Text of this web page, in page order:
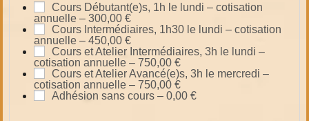
Cours Débutant(e)s, 1h le lundi – cotisation
annuelle – 300,00 €
Cours Intermédiaires, 1h30 le lundi – cotisation
annuelle – 450,00 €
Cours et Atelier Intermédiaires, 3h le lundi –
cotisation annuelle – 750,00 €
Cours et Atelier Avancé(e)s, 3h le mercredi –
cotisation annuelle – 750,00 €
Adhésion sans cours – 0,00 €